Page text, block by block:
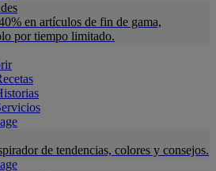
en artículos de fin de gama,
por tiempo limitado.
de tendencias, colores y consejos.